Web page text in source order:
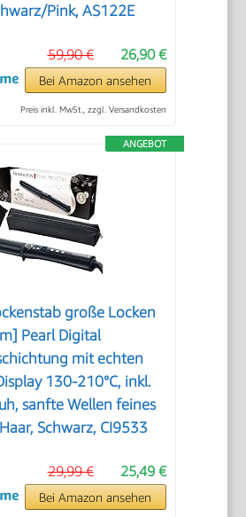
Pink, AS122E
26,90 €
59,90 €
Bei Amazon ansehen
Preis inkl. MwSt., zzgl. Versandkosten
ANGEBOT
große Locken
Pearl Digital
mit echten
130-210°C, inkl.
sanfte Wellen feines
Schwarz, CI9533
25,49 €
29,99 €
Bei Amazon ansehen